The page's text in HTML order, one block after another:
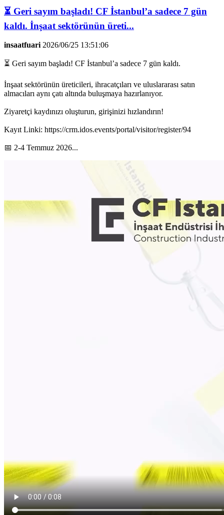
⏳ Geri sayım başladı! CF İstanbul’a sadece 7 gün
kaldı. İnşaat sektörünün üreti...
insaatfuari 2026/06/25 13:51:06
⏳ Geri sayım başladı! CF İstanbul’a sadece 7 gün kaldı.
İnşaat sektörünün üreticileri, ihracatçıları ve uluslararası satın
almacıları aynı çatı altında buluşmaya hazırlanıyor.
Ziyaretçi kaydınızı oluşturun, girişinizi hızlandırın!
Kayıt Linki: https://crm.idos.events/portal/visitor/register/94
📅 2-4 Temmuz 2026...